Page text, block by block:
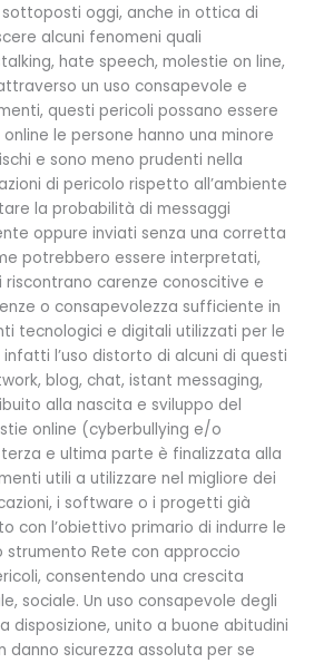
oggi, anche in ottica di
alcuni fenomeni quali
hate speech, molestie on line,
un uso consapevole e
questi pericoli possano essere
le persone hanno una minore
e sono meno prudenti nella
di pericolo rispetto all’ambiente
la probabilità di messaggi
oppure inviati senza una corretta
potrebbero essere interpretati,
carenze conoscitive e
o consapevolezza sufficiente in
tecnologici e digitali utilizzati per le
l’uso distorto di alcuni di questi
blog, chat, istant messaging,
alla nascita e sviluppo del
online (cyberbullying e/o
e ultima parte è finalizzata alla
utili a utilizzare nel migliore dei
i software o i progetti già
con l’obiettivo primario di indurre le
strumento Rete con approccio
consentendo una crescita
sociale. Un uso consapevole degli
disposizione, unito a buone abitudini
danno sicurezza assoluta per se